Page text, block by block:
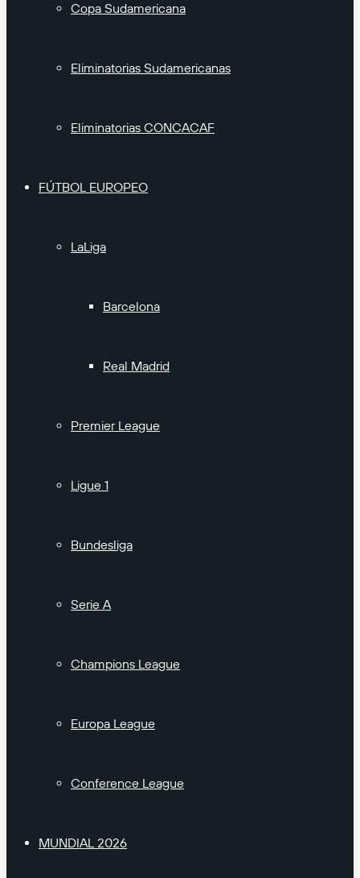
Copa Sudamericana
Eliminatorias Sudamericanas
Eliminatorias CONCACAF
FÚTBOL EUROPEO
LaLiga
Barcelona
Real Madrid
Premier League
Ligue 1
Bundesliga
Serie A
Champions League
Europa League
Conference League
MUNDIAL 2026